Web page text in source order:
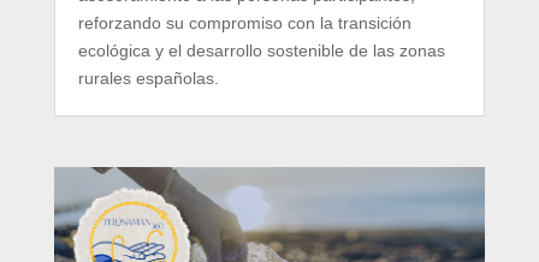
reforzando su compromiso con la transición
ecológica y el desarrollo sostenible de las zonas
rurales españolas.